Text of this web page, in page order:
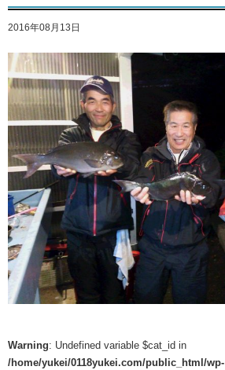
2016年08月13日
Warning: Undefined variable $cat_id in
/home/yukei/0118yukei.com/public_html/wp-